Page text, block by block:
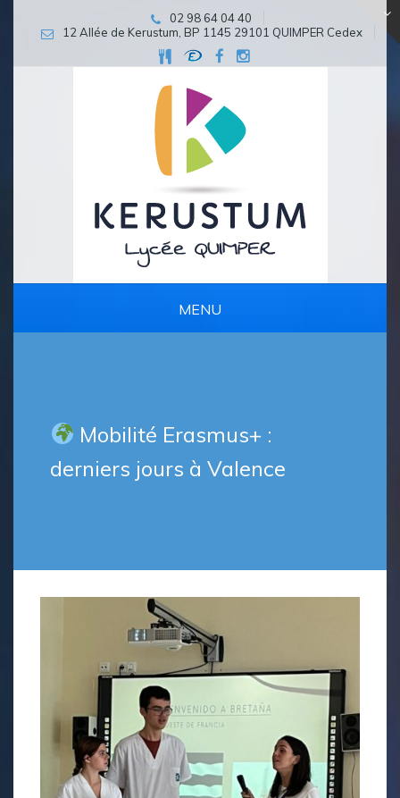
02 98 64 04 40
12 Allée de Kerustum, BP 1145 29101 QUIMPER Cedex
MENU
Mobilité Erasmus+ :
derniers jours à Valence